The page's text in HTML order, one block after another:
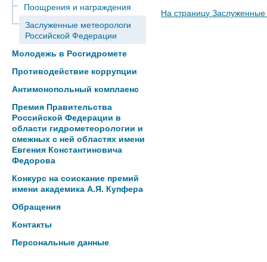
Поощрения и награждения
Заслуженные метеорологи
Российской Федерации
Молодежь в Росгидромете
Противодействие коррупции
Антимонопольный комплаенс
Премия Правительства
Российской Федерации в
области гидрометеорологии и
смежных с ней областях имени
Евгения Константиновича
Федорова
Конкурс на соискание премий
имени академика А.Я. Купфера
Обращения
Контакты
Персональные данные
На страницу